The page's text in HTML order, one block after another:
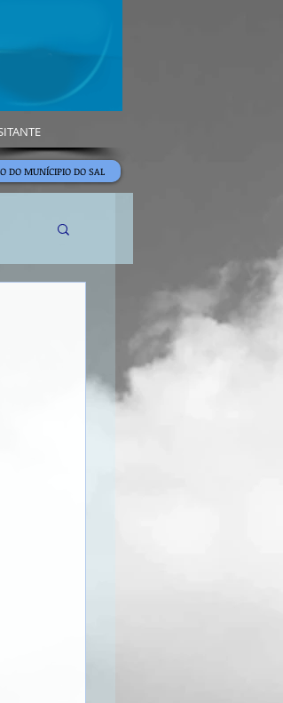
DO MUNÍCIPIO DO SAL